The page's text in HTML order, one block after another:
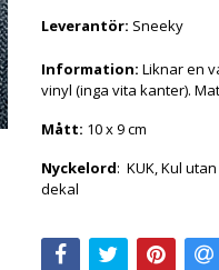
Leverantör: Sneeky
Information: Liknar en
vinyl (inga vita kanter).
Mått: 10x 9 cm
Nyckelord: KUK, Kul
dekal